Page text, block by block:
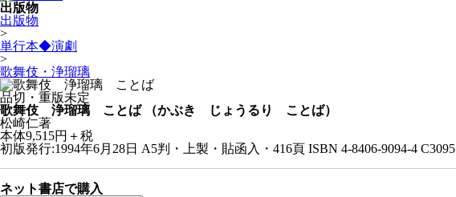
出版物
出版物
>
単行本◆演劇
>
歌舞伎・浄瑠璃
品切・重版未定
歌舞伎 浄瑠璃 ことば
（かぶき じょうるり ことば）
松崎仁著
本体9,515円＋税
初版発行:1994年6月28日 A5判・上製・貼函入・416頁 ISBN 4-8406-9094-4 C3095
ネット書店で購入